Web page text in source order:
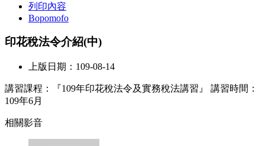
列印內容
Bopomofo
印花稅法令介紹(中)
上版日期：109-08-14
講習課程：『109年印花稅法令及實務稅法講習』 講習時間：
109年6月
相關影音